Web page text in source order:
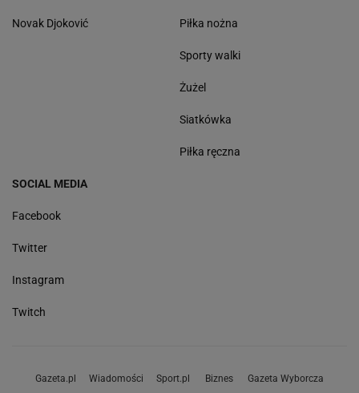
Novak Djoković Piłka nożna
Sporty walki
Żużel
Siatkówka
Piłka ręczna
SOCIAL MEDIA
Facebook
Twitter
Instagram
Twitch
Gazeta.pl Wiadomości Sport.pl Biznes Gazeta Wyborcza